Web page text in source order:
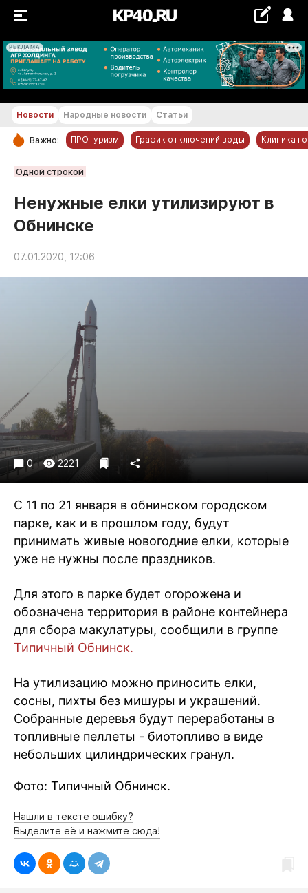
РЕКЛАМА
+21...+22 °С
РУБРИКИ
Новости компаний
Статьи
Народные новости
Авто и транспорт
Благоустройство
Криминал
Культура
Недвижимость и ЖКХ
Образование
Общество
Погода
Праздники
Происшествия
Спорт
Экономика и бизнес
ПРОЕКТЫ
Блоги
Медиаперсона
Интересное чтиво
Клиника года
Работодатель года
Новости Народные новости Статьи
Важно: ПРОтуризм График отключений воды Клиника
Одной строкой
Ненужные елки утилизируют в
Обнинске
07.01.2020, 12:06
0 2221
С 11 по 21 января в обнинском городском
парке, как и в прошлом году, будут
принимать живые новогодние елки, которые
уже не нужны после праздников.
Для этого в парке будет огорожена и
обозначена территория в районе контейнера
для сбора макулатуры, сообщили в группе
Типичный Обнинск.
На утилизацию можно приносить елки,
сосны, пихты без мишуры и украшений.
Собранные деревья будут переработаны в
топливные пеллеты - биотопливо в виде
небольших цилиндрических гранул.
Фото: Типичный Обнинск.
Нашли в тексте ошибку?
Выделите её и нажмите сюда!